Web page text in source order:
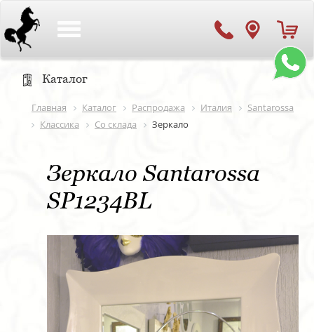
Каталог
Главная Каталог Распродажа Италия
Santarossa
Классика
Со склада Зеркало
Зеркало Santarossa
SP1234BL